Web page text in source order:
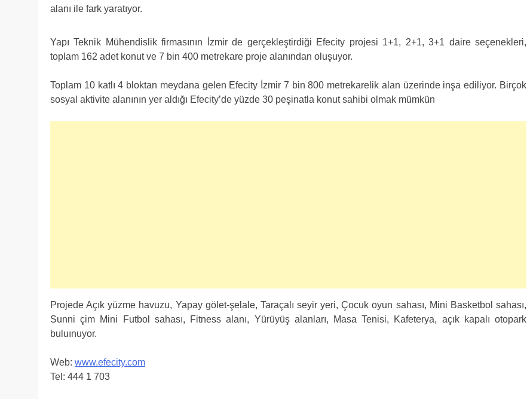
alanı ile fark yaratıyor.
Yapı Teknik Mühendislik firmasının İzmir de gerçekleştirdiği Efecity projesi 1+1, 2+1, 3+1 daire seçenekleri,
toplam 162 adet konut ve 7 bin 400 metrekare proje alanından oluşuyor.
Toplam 10 katlı 4 bloktan meydana gelen Efecity İzmir 7 bin 800 metrekarelik alan üzerinde inşa ediliyor. Birçok
sosyal aktivite alanının yer aldığı Efecity’de yüzde 30 peşinatla konut sahibi olmak mümkün
Projede Açık yüzme havuzu, Yapay gölet-şelale, Taraçalı seyir yeri, Çocuk oyun sahası, Mini Basketbol sahası,
Sunni çim Mini Futbol sahası, Fitness alanı, Yürüyüş alanları, Masa Tenisi, Kafeterya, açık kapalı otopark
buluınuyor.
Web: www.efecity.com
Tel: 444 1 703